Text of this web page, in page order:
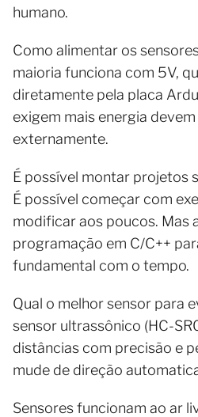
humano.
Como alimentar os
maioria funciona com 5V,
diretamente pela placa
exigem mais energia
externamente.
É possível montar projetos
É possível começar com
modificar aos poucos. Mas
programação em C/C++
fundamental com o tempo.
Qual o melhor sensor para
sensor ultrassônico (HC-
distâncias com precisão e
mude de direção
Sensores funcionam ao ar